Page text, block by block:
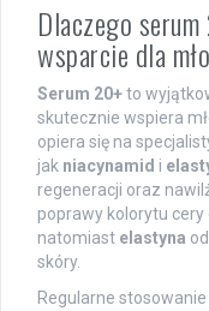
Dlaczego
wsparcie dla
Serum 20+to
skutecznie wspiera
opiera się na
jak niacynamid i
regeneracji oraz
poprawy kolorytu cery
natomiast elastyna
skóry.
Regularne